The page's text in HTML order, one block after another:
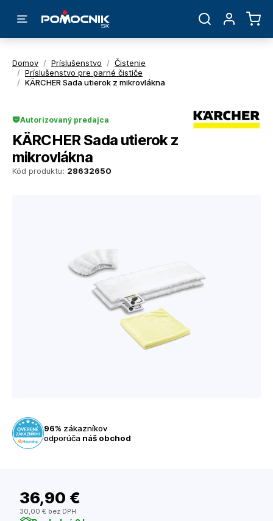
Domov / Príslušenstvo / Čistenie
/ Príslušenstvo pre parné čističe
/ KÄRCHER Sada utierok z mikrovlákna
Kód produktu: 28632650
Autorizovaný predajca
KÄRCHER Sada utierok z
mikrovlákna
96% zákazníkov
odporúča náš obchod
36,90 €
30,00 € bez DPH